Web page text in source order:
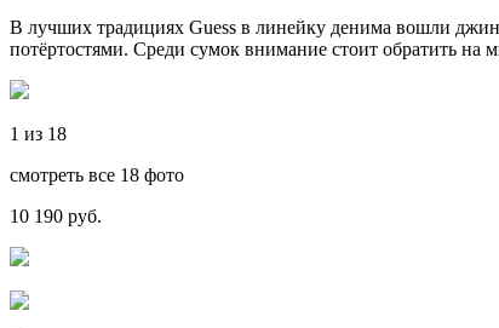
В лучших традициях Guess в линейку денима вошли
потёртостями. Среди сумок внимание стоит обратить на
1 из 18
смотреть все 18 фото
10 190 руб.